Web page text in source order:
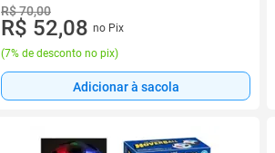
R$ 70,00
R$ 52,08 no Pix
(7% de desconto no pix)
Adicionar à sacola